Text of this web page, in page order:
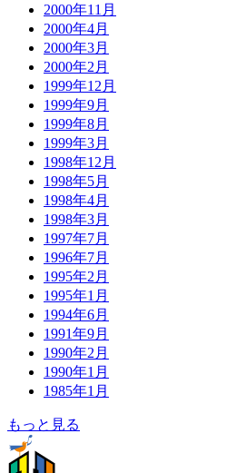
2000年11月
2000年4月
2000年3月
2000年2月
1999年12月
1999年9月
1999年8月
1999年3月
1998年12月
1998年5月
1998年4月
1998年3月
1997年7月
1996年7月
1995年2月
1995年1月
1994年6月
1991年9月
1990年2月
1990年1月
1985年1月
もっと見る